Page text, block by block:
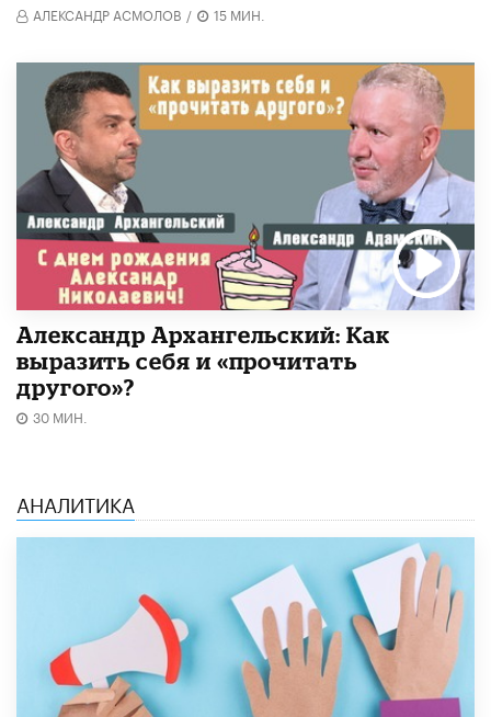
АЛЕКСАНДР АСМОЛОВ / 15 МИН.
Александр Архангельский: Как
выразить себя и «прочитать
другого»?
30 МИН.
АНАЛИТИКА